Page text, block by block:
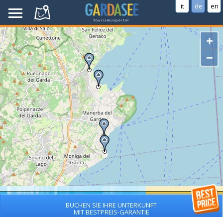
it de en
+
−
BUCHEN SIE IHRE UNTERKUNFT
MIT BESTPREIS-GARANTIE